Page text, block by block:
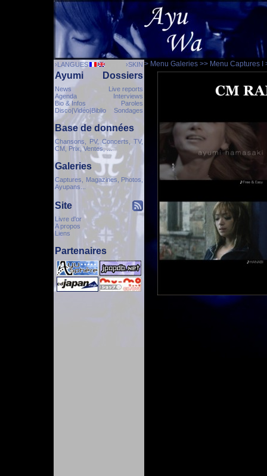
›LANGUES ›SKIN
Ayumi
News
Agenda
Bio & Infos
Disco|Vidéo|Biblio
Dossiers
Live reports
Interviews
Paroles
Sondages
Base de données
Chansons, PV, Concerts, TV,
CM, Prix, Ventes, ...
Galeries
Captures, Magazines, Photos,
Ayupans...
Site
Livre d'or
A propos
Liens
Partenaires
> Menu Galeries >> Menu Captures I